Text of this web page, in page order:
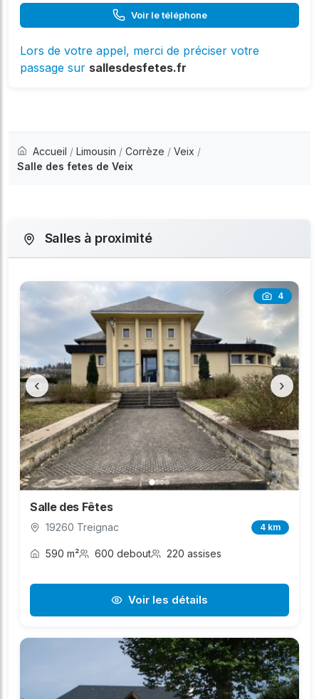
Voir le téléphone
Lors de votre appel, merci de préciser votre
passage sur sallesdesfetes.fr
Accueil / Limousin / Corrèze / Veix /
Salle des fetes de Veix
Salles à proximité
4
‹ ›
Salle des Fêtes
19260 Treignac 4 km
590 m² 600 debout 220 assises
Voir les détails